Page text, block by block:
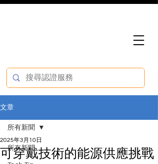
文章
所有新聞
所有新聞
可穿戴技術的能源供應挑戰
2025年3月10日